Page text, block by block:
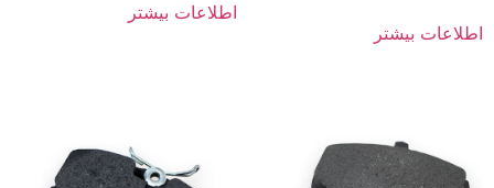
اطلاعات بیشتر
اطلاعات بیشتر